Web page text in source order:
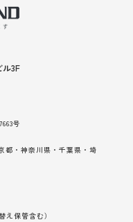
3F
号
都・神奈川県・千葉県・埼
保管含む）